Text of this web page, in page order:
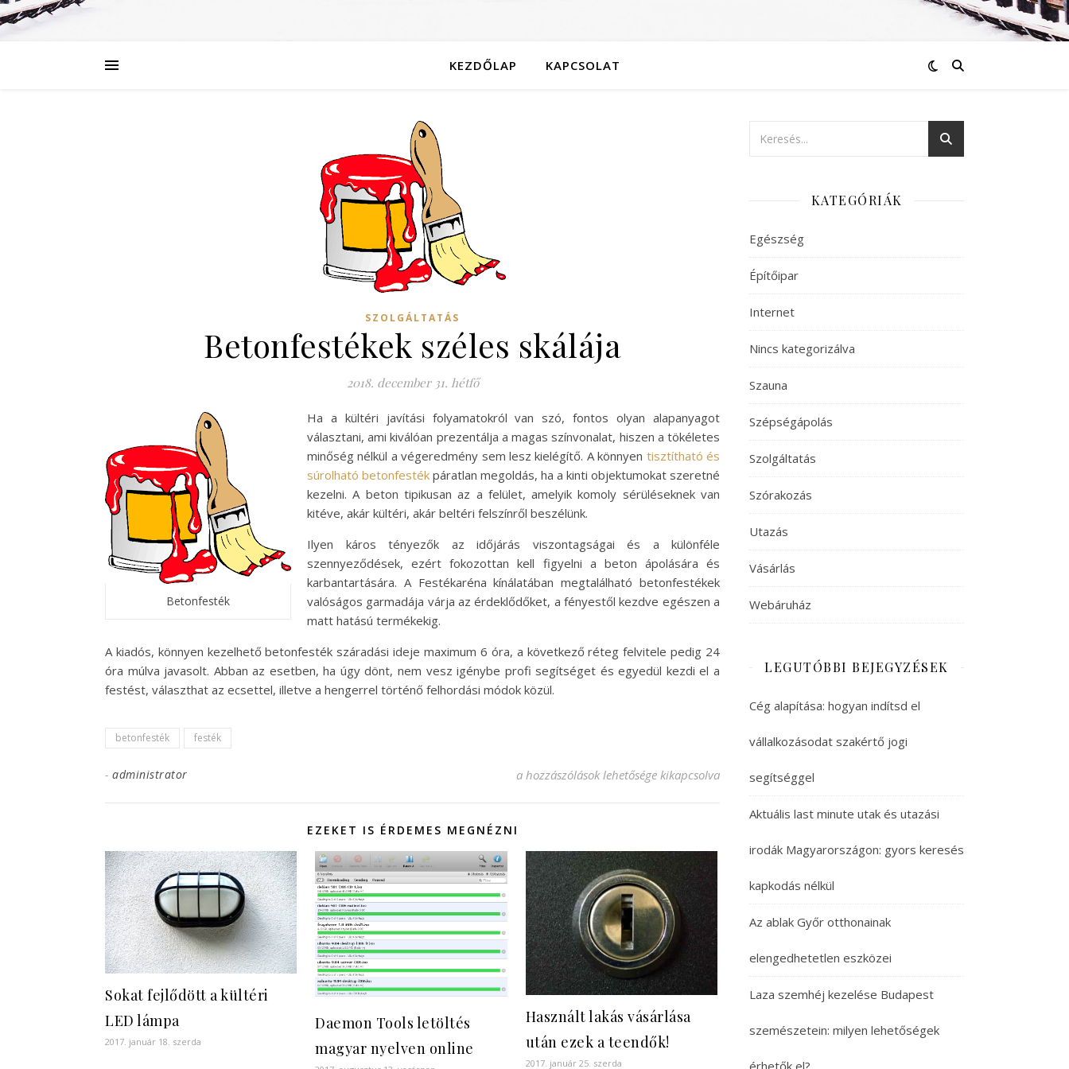
KEZDŐLAP KAPCSOLAT
SZOLGÁLTATÁS
Betonfestékek széles skálája
2018. december 31. hétfő
Betonfesték
Ha a kültéri javítási folyamatokról van szó, fontos olyan alapanyagot
választani, ami kiválóan prezentálja a magas színvonalat, hiszen a tökéletes
minőség nélkül a végeredmény sem lesz kielégítő. A könnyen tisztítható és
súrolható betonfesték páratlan megoldás, ha a kinti objektumokat szeretné
kezelni. A beton tipikusan az a felület, amelyik komoly sérüléseknek van
kitéve, akár kültéri, akár beltéri felszínről beszélünk.
Ilyen káros tényezők az időjárás viszontagságai és a különféle
szennyeződések, ezért fokozottan kell figyelni a beton ápolására és
karbantartására. A Festékaréna kínálatában megtalálható betonfestékek
valóságos garmadája várja az érdeklődőket, a fényestől kezdve egészen a
matt hatású termékekig.
A kiadós, könnyen kezelhető betonfesték száradási ideje maximum 6 óra, a következő réteg felvitele pedig 24
óra múlva javasolt. Abban az esetben, ha úgy dönt, nem vesz igénybe profi segítséget és egyedül kezdi el a
festést, választhat az ecsettel, illetve a hengerrel történő felhordási módok közül.
betonfesték festék
- administrator Betonfestékek széles skálája bejegyzéshez
a hozzászólások lehetősége kikapcsolva
EZEKET IS ÉRDEMES MEGNÉZNI
Sokat fejlődött a kültéri
LED lámpa
2017. január 18. szerda
Daemon Tools letöltés
magyar nyelven online
Használt lakás vásárlása
után ezek a teendők!
2017. január 25. szerda
KATEGÓRIÁK
Egészség
Építőipar
Internet
Nincs kategorizálva
Szauna
Szépségápolás
Szolgáltatás
Szórakozás
Utazás
Vásárlás
Webáruház
LEGUTÓBBI BEJEGYZÉSEK
Cég alapítása: hogyan indítsd el
vállalkozásodat szakértő jogi
segítséggel
Aktuális last minute utak és utazási
irodák Magyarországon: gyors keresés
kapkodás nélkül
Az ablak Győr otthonainak
elengedhetetlen eszközei
Laza szemhéj kezelése Budapest
szemészetein: milyen lehetőségek
érhetők el?